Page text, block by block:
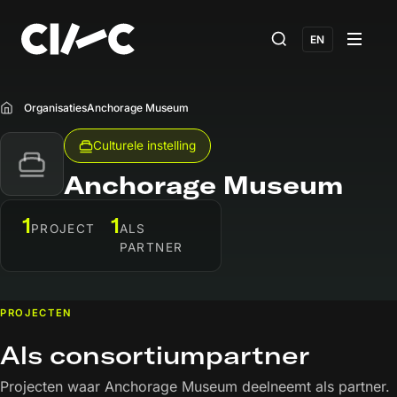
EN
Home
OrganisatiesAnchorage Museum
Culturele instelling
Anchorage Museum
1PROJECT 1ALS
PARTNER
PROJECTEN
Als consortiumpartner
Projecten waar Anchorage Museum deelneemt als partner.